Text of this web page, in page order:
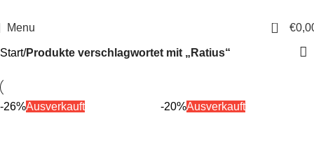
Menu 0 €
Start Produkte verschlagwortet mit „Ratius“
-26%Ausverkauft -20%Ausverkauft